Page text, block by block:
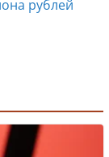
рублей
Ситникова, в